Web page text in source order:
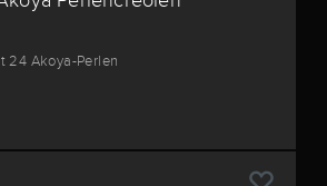
24 Akoya-Perlen